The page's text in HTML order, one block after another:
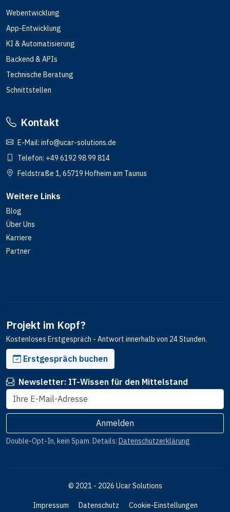
Webentwicklung
App-Entwicklung
KI & Automatisierung
Backend & APIs
Technische Beratung
Schnittstellen
Kontakt
E-Mail: info@ucar-solutions.de
Telefon: +49 6192 98 99 814
Feldstraße 1, 65719 Hofheim am Taunus
Weitere Links
Blog
Über Uns
Karriere
Partner
Projekt im Kopf?
Kostenloses Erstgespräch - Antwort innerhalb von 24 Stunden.
Erstgespräch buchen
Newsletter: IT-Wissen für den Mittelstand
E-Mail-Adresse
Anmelden
Website
Double-Opt-In, kein Spam. Details: Datenschutzerklärung
© 2021 - 2026 Ucar Solutions
Impressum Datenschutz Cookie-Einstellungen